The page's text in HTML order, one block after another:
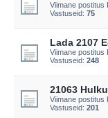
Viimane postitus
Vastuseid: 75
Lada 2107
Viimane postitus
Vastuseid: 248
21063
Viimane postitus
Vastuseid: 201